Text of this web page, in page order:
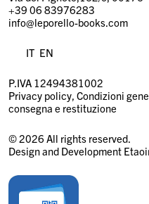
+39 06 83976283
info@leporello-books.com
IT EN
P.IVA 12494381002
Privacy policy Condizioni
consegna e restituzione
© 2026 All rights reserved.
Design and Development